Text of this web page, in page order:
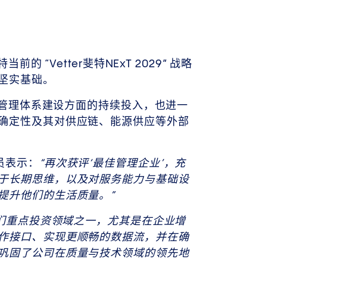
当前的 “Vetter斐特NExT 2029” 战略
实基础。
理体系建设方面的持续投入，也进一
定性及其对供应链、能源供应等外部
示：
“再次获评‘最佳管理企业’，充
长期思维，以及对服务能力与基础设
升他们的生活质量。”
重点投资领域之一，尤其是在企业增
接口、实现更顺畅的数据流，并在确
固了公司在质量与技术领域的领先地